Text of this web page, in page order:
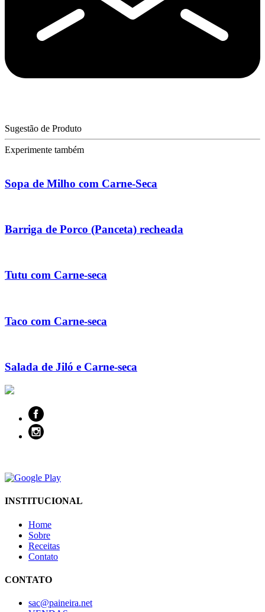
Sugestão de Produto
Experimente também
Sopa de Milho com Carne-Seca
Barriga de Porco (Panceta) recheada
Tutu com Carne-seca
Taco com Carne-seca
Salada de Jiló e Carne-seca
INSTITUCIONAL
Home
Sobre
Receitas
Contato
CONTATO
sac@paineira.net